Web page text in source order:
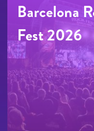
Barcelona
Fest 2026